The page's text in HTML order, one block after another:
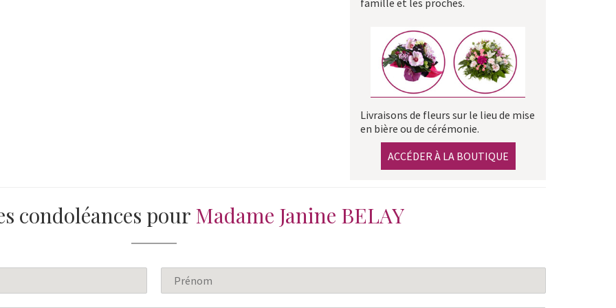
Livraisons de fleurs sur le lieu de mise
en bière ou de cérémonie.
ACCÉDER À LA BOUTIQUE
condoléances pourMadame Janine BELAY